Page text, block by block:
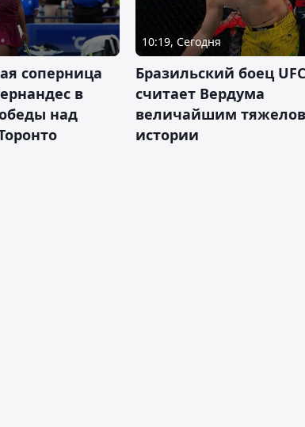
соперница
в
над
10:19, Сегодня
Бразильский боец
считает Вердума
величайшим
истории